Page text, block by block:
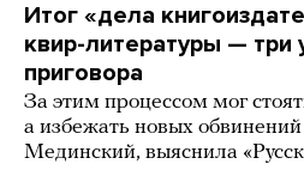
Итог «дела
квир-литературы — три
приговора
За этим процессом мог
а избежать новых
Мединский, выяснила